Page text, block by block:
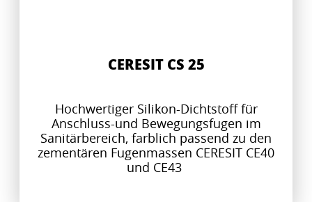
CERESIT CS 25
Hochwertiger Silikon-Dichtstoff für
Anschluss-und Bewegungsfugen im
Sanitärbereich, farblich passend zu den
zementären Fugenmassen CERESIT CE40
und CE43